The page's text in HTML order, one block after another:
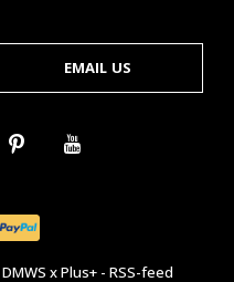
EMAIL US
DMWS xPlus+- RSS-feed